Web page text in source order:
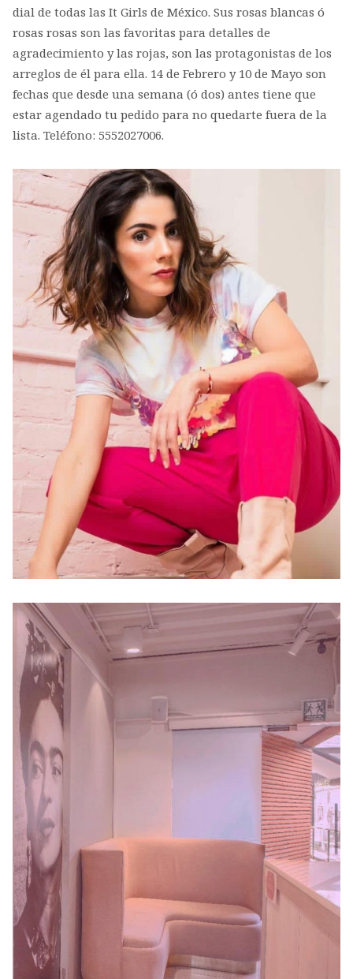
dial de todas las It Girls de México. Sus rosas blancas ó
rosas rosas son las favoritas para detalles de
agradecimiento y las rojas, son las protagonistas de los
arreglos de él para ella. 14 de Febrero y 10 de Mayo son
fechas que desde una semana (ó dos) antes tiene que
estar agendado tu pedido para no quedarte fuera de la
lista. Teléfono: 5552027006.